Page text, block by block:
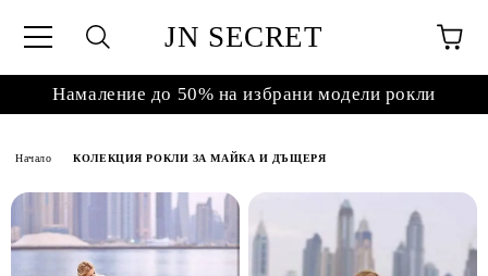
JN SECRET
Намаление до 50% на избрани модели рокли
Начало КОЛЕКЦИЯ РОКЛИ ЗА МАЙКА И ДЪЩЕРЯ